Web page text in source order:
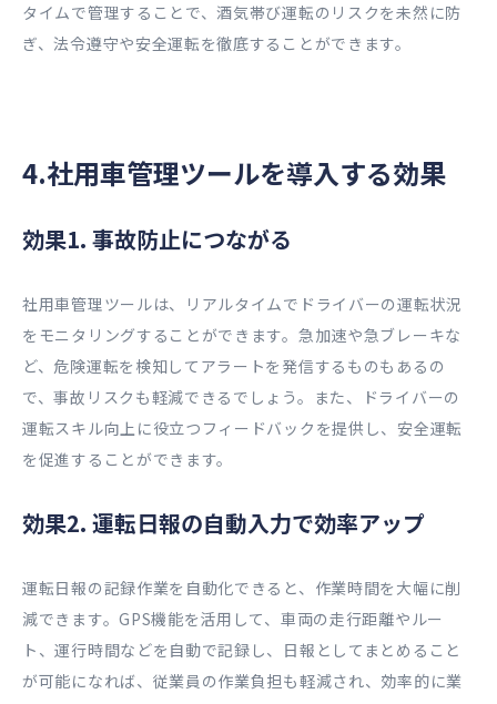
タイムで管理することで、酒気帯び運転のリスクを未然に防
ぎ、法令遵守や安全運転を徹底することができます。
4.社用車管理ツールを導入する効果
効果1. 事故防止につながる
社用車管理ツールは、リアルタイムでドライバーの運転状況
をモニタリングすることができます。急加速や急ブレーキな
ど、危険運転を検知してアラートを発信するものもあるの
で、事故リスクも軽減できるでしょう。また、ドライバーの
運転スキル向上に役立つフィードバックを提供し、安全運転
を促進することができます。
効果2. 運転日報の自動入力で効率アップ
運転日報の記録作業を自動化できると、作業時間を大幅に削
減できます。GPS機能を活用して、車両の走行距離やルー
ト、運行時間などを自動で記録し、日報としてまとめること
が可能になれば、従業員の作業負担も軽減され、効率的に業